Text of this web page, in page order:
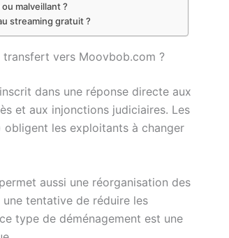
malveillant ?
streaming gratuit ?
vers Moovbob.com ?
dans une réponse directe aux
et aux injonctions judiciaires. Les
obligent les exploitants à changer
aussi une réorganisation des
tentative de réduire les
type de déménagement est une